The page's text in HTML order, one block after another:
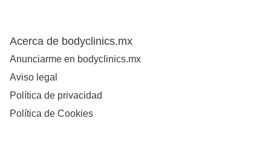
Acerca de bodyclinics.mx
Anunciarme en bodyclinics.mx
Aviso legal
Política de privacidad
Política de Cookies